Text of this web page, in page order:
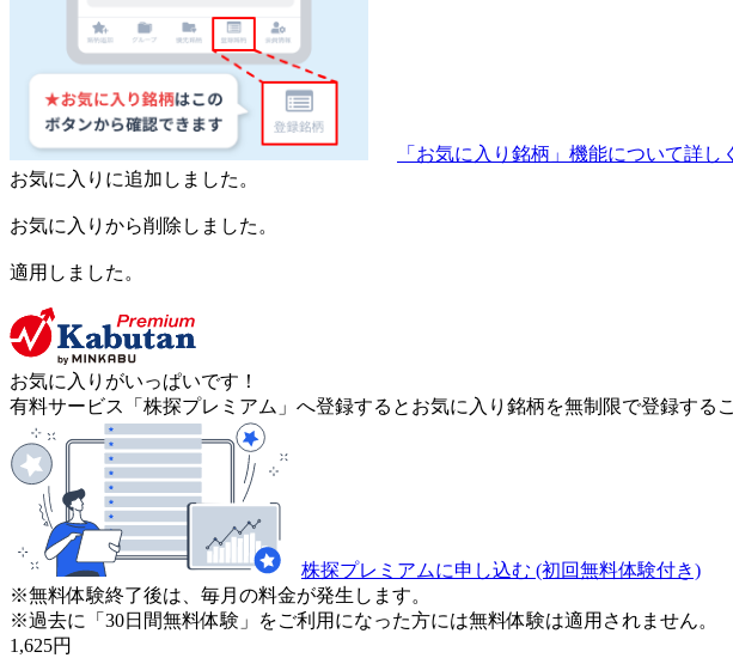
「お気に入り銘柄」機能について詳し
お気に入りに追加しました。
お気に入りから削除しました。
適用しました。
お気に入りがいっぱいです！
有料サービス「株探プレミアム」へ登録するとお気に入り銘柄を無制限で登録する
株探プレミアムに申し込む (初回無料体験付き)
※無料体験終了後は、毎月の料金が発生します。
※過去に「30日間無料体験」をご利用になった方には無料体験は適用されません。
1,625円